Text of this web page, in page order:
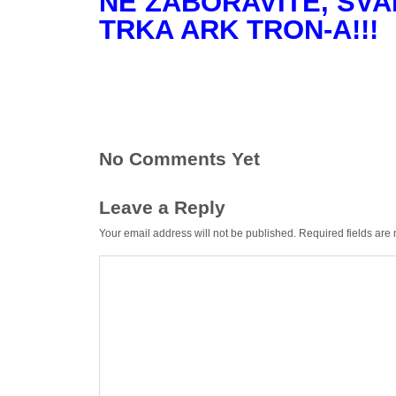
TRKA ARK TRON-A!!!
No Comments Yet
Leave a Reply
Your email address will not be published. Required fields are